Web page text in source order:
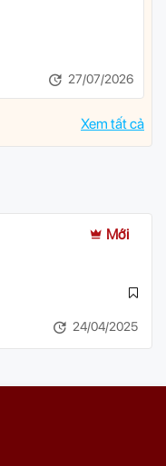
27/07/2026
Xem tất cả
Mới
24/04/2025